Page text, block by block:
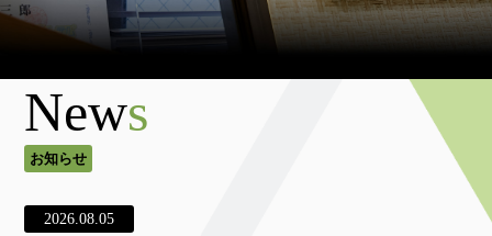
News
お知らせ
2026.08.05